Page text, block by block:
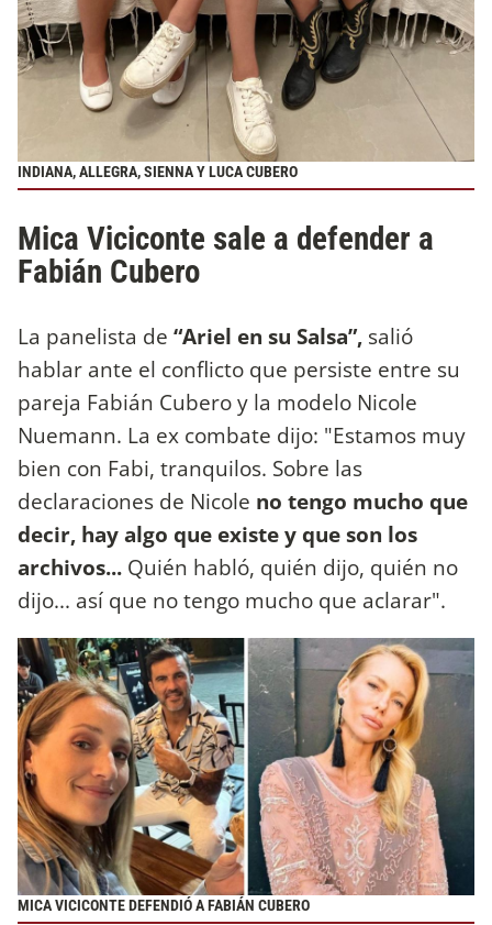
INDIANA, ALLEGRA, SIENNA Y LUCA CUBERO
Mica Viciconte sale a defender a
Fabián Cubero
La panelista de “Ariel en su Salsa”, salió
hablar ante el conflicto que persiste entre su
pareja Fabián Cubero y la modelo Nicole
Nuemann. La ex combate dijo: "Estamos muy
bien con Fabi, tranquilos. Sobre las
declaraciones de Nicole no tengo mucho que
decir, hay algo que existe y que son los
archivos... Quién habló, quién dijo, quién no
dijo... así que no tengo mucho que aclarar".
MICA VICICONTE DEFENDIÓ A FABIÁN CUBERO